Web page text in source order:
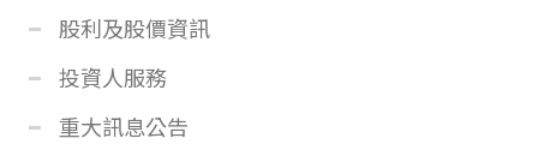
股利及股價資訊
投資人服務
重大訊息公告